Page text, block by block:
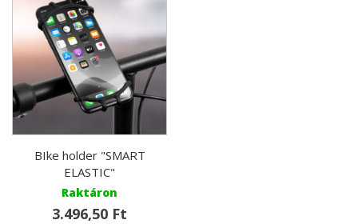
BIke holder "SMART
ELASTIC"
Raktáron
3.496,50 Ft